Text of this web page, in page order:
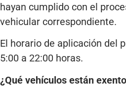
hayan cumplido con el
vehicular correspondiente.
El horario de aplicación del
5:00 a 22:00 horas.
¿Qué vehículos están